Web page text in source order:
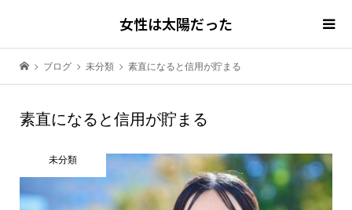
女性は太陽だった
ブログ 未分類 素直になると信用が貯まる
素直になると信用が貯まる
未分類